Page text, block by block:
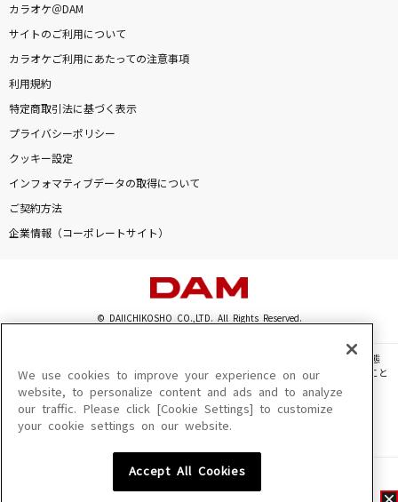
カラオケ＠DAM
サイトのご利用について
カラオケご利用にあたっての注意事項
利用規約
特定商取引法に基づく表示
プライバシーポリシー
クッキー設定
インフォマティブデータの取得について
ご契約方法
企業情報（コーポレートサイト）
© DAIICHIKOSHO CO.,LTD. All Rights Reserved.
このサイトに掲載されている一切の文章・画像・写真・動画・音声等を、手段や形態
を問わず、著作権法の定める範囲を超えて無断で複製、転載、ファイル化などすること
を禁じます。
楽曲及びコンテンツは、機種によりご利用いただけない場合があります。
楽曲及びコンテンツの配信日、配信内容が変更になる場合があります。
We use cookies to improve your experience on our
website, to personalize content and ads and to analyze
our traffic. Please click [Cookie Settings] to customize
your cookie settings on our website.
Accept All Cookies